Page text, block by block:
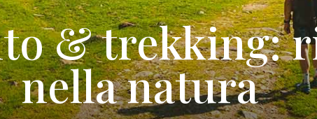
& trekking:
nella natura